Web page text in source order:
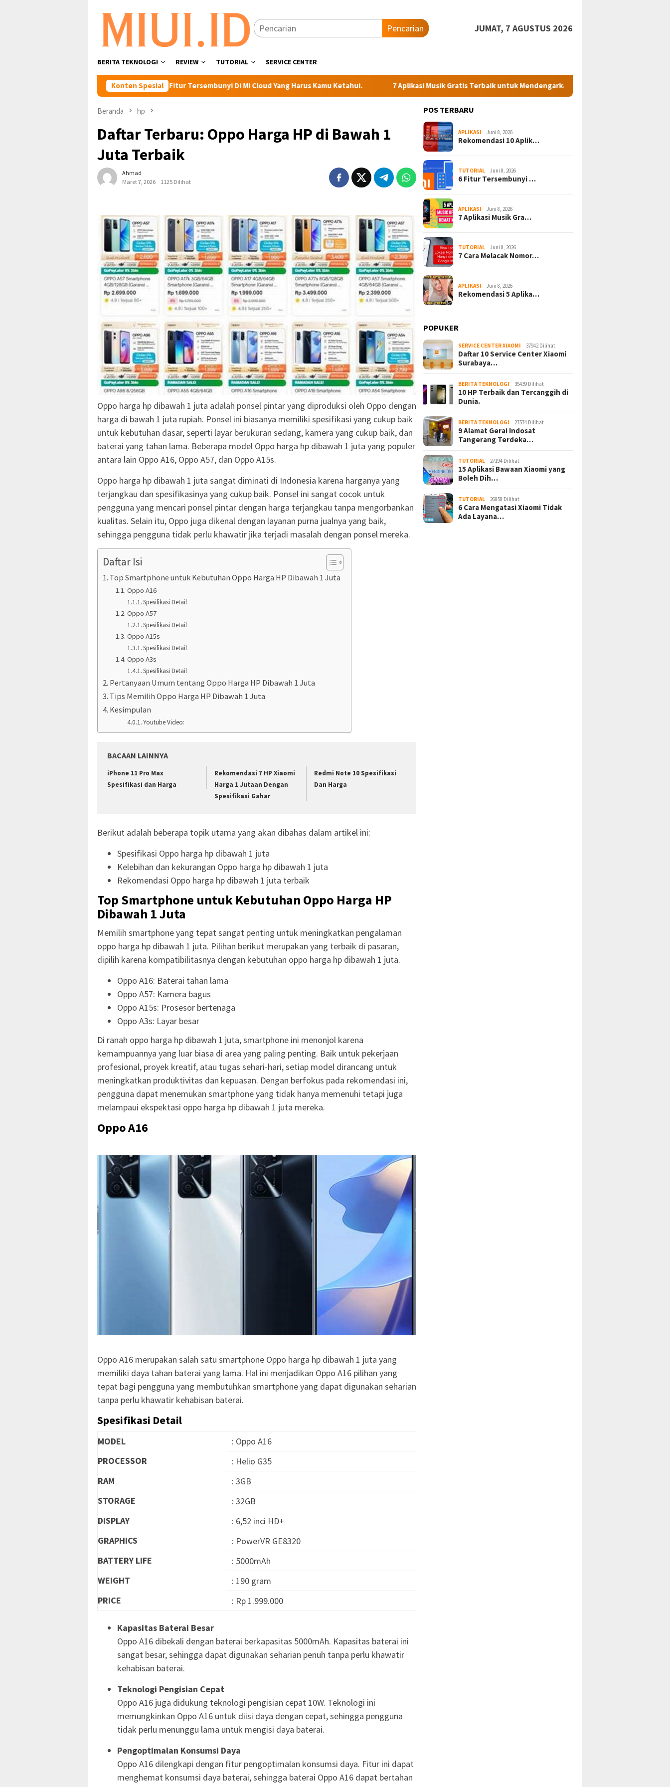
konten
Pencarian JUMAT, 7 AGUSTUS 2026
BERITA TEKNOLOGI REVIEW TUTORIAL SERVICE CENTER
Konten Spesial
6 Fitur Tersembunyi Di Mi Cloud Yang Harus Kamu Ketahui. 7 Aplikasi Musik Gratis Terbaik untuk Mendengarkan Lagu Favorit
Beranda hp
Daftar Terbaru: Oppo Harga HP di Bawah 1
Juta Terbaik
Ahmad
Maret 7, 2026
1125 Dilihat
Oppo harga hp dibawah 1 juta adalah ponsel pintar yang diproduksi oleh Oppo dengan
harga di bawah 1 juta rupiah. Ponsel ini biasanya memiliki spesifikasi yang cukup baik
untuk kebutuhan dasar, seperti layar berukuran sedang, kamera yang cukup baik, dan
baterai yang tahan lama. Beberapa model Oppo harga hp dibawah 1 juta yang populer
antara lain Oppo A16, Oppo A57, dan Oppo A15s.
Oppo harga hp dibawah 1 juta sangat diminati di Indonesia karena harganya yang
terjangkau dan spesifikasinya yang cukup baik. Ponsel ini sangat cocok untuk
pengguna yang mencari ponsel pintar dengan harga terjangkau tanpa mengorbankan
kualitas. Selain itu, Oppo juga dikenal dengan layanan purna jualnya yang baik,
sehingga pengguna tidak perlu khawatir jika terjadi masalah dengan ponsel mereka.
Daftar Isi
Top Smartphone untuk Kebutuhan Oppo Harga HP Dibawah 1 Juta
Oppo A16
Spesifikasi Detail
Oppo A57
Spesifikasi Detail
Oppo A15s
Spesifikasi Detail
Oppo A3s
Spesifikasi Detail
Pertanyaan Umum tentang Oppo Harga HP Dibawah 1 Juta
Tips Memilih Oppo Harga HP Dibawah 1 Juta
Kesimpulan
Youtube Video:
BACAAN LAINNYA
iPhone 11 Pro Max
Spesifikasi dan Harga
Rekomendasi 7 HP Xiaomi
Harga 1 Jutaan Dengan
Spesifikasi Gahar
Redmi Note 10 Spesifikasi
Dan Harga
Berikut adalah beberapa topik utama yang akan dibahas dalam artikel ini:
Spesifikasi Oppo harga hp dibawah 1 juta
Kelebihan dan kekurangan Oppo harga hp dibawah 1 juta
Rekomendasi Oppo harga hp dibawah 1 juta terbaik
Top Smartphone untuk Kebutuhan Oppo Harga HP
Dibawah 1 Juta
Memilih smartphone yang tepat sangat penting untuk meningkatkan pengalaman
oppo harga hp dibawah 1 juta. Pilihan berikut merupakan yang terbaik di pasaran,
dipilih karena kompatibilitasnya dengan kebutuhan oppo harga hp dibawah 1 juta.
Oppo A16: Baterai tahan lama
Oppo A57: Kamera bagus
Oppo A15s: Prosesor bertenaga
Oppo A3s: Layar besar
Di ranah oppo harga hp dibawah 1 juta, smartphone ini menonjol karena
kemampuannya yang luar biasa di area yang paling penting. Baik untuk pekerjaan
profesional, proyek kreatif, atau tugas sehari-hari, setiap model dirancang untuk
meningkatkan produktivitas dan kepuasan. Dengan berfokus pada rekomendasi ini,
pengguna dapat menemukan smartphone yang tidak hanya memenuhi tetapi juga
melampaui ekspektasi oppo harga hp dibawah 1 juta mereka.
Oppo A16
Oppo A16 merupakan salah satu smartphone Oppo harga hp dibawah 1 juta yang
memiliki daya tahan baterai yang lama. Hal ini menjadikan Oppo A16 pilihan yang
tepat bagi pengguna yang membutuhkan smartphone yang dapat digunakan seharian
tanpa perlu khawatir kehabisan baterai.
Spesifikasi Detail
MODEL
: Oppo A16
PROCESSOR
: Helio G35
RAM
: 3GB
STORAGE
: 32GB
DISPLAY
: 6,52 inci HD+
GRAPHICS
: PowerVR GE8320
BATTERY LIFE
: 5000mAh
WEIGHT
: 190 gram
PRICE
: Rp 1.999.000
Kapasitas Baterai Besar
Oppo A16 dibekali dengan baterai berkapasitas 5000mAh. Kapasitas baterai ini
sangat besar, sehingga dapat digunakan seharian penuh tanpa perlu khawatir
kehabisan baterai.
Teknologi Pengisian Cepat
Oppo A16 juga didukung teknologi pengisian cepat 10W. Teknologi ini
memungkinkan Oppo A16 untuk diisi daya dengan cepat, sehingga pengguna
tidak perlu menunggu lama untuk mengisi daya baterai.
Pengoptimalan Konsumsi Daya
Oppo A16 dilengkapi dengan fitur pengoptimalan konsumsi daya. Fitur ini dapat
menghemat konsumsi daya baterai, sehingga baterai Oppo A16 dapat bertahan
POS TERBARU
APLIKASI Juni 8, 2026
Rekomendasi 10 Aplik…
TUTORIAL Juni 8, 2026
6 Fitur Tersembunyi …
APLIKASI Juni 8, 2026
7 Aplikasi Musik Gra…
TUTORIAL Juni 8, 2026
7 Cara Melacak Nomor…
APLIKASI Juni 8, 2026
Rekomendasi 5 Aplika…
POPUKER
SERVICE CENTER XIAOMI 37942 Dilihat
Daftar 10 Service Center Xiaomi
Surabaya…
BERITA TEKNOLOGI 35439 Dilihat
10 HP Terbaik dan Tercanggih di
Dunia.
BERITA TEKNOLOGI 27574 Dilihat
9 Alamat Gerai Indosat
Tangerang Terdeka…
TUTORIAL 27194 Dilihat
15 Aplikasi Bawaan Xiaomi yang
Boleh Dih…
TUTORIAL 26858 Dilihat
6 Cara Mengatasi Xiaomi Tidak
Ada Layana…